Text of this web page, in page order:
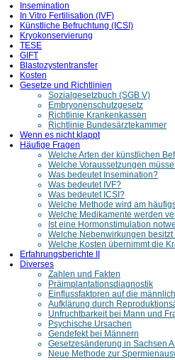
Insemination
In Vitro Fertilisation (IVF)
Künstliche Befruchtung (ICSI)
Kryokonservierung
TESE
GIFT
Blastozystentransfer
Kosten
Gesetze und Richtlinien
Sozialgesetzbuch (SGB V)
Embryonenschutzgesetz
Richtlinie Krankenkassen
Richtlinie Bundesärztekammer
Wenn es nicht klappt
Häufige Fragen
Welche Arten der künstlichen
Welche Voraussetzungen
Was bedeutet Insemination?
Was bedeutet IVF?
Was bedeutet ICSI?
Welche Methode wird am
Welche Medikamente werden
Ist eine Hormonstimulation
Welche Nebenwirkungen
Welche Kosten übernimmt die
Erfahrungsberichte II
Diverses
Zahlen und Fakten
Präimplantationsdiagnostik
Einflussfaktoren auf die
Aufklärung durch
Unfruchtbarkeit bei Mann und
Psychische Ursachen
Gendefekt bei Männern
Gesetzesänderung in Sachsen
Neue Methode zur